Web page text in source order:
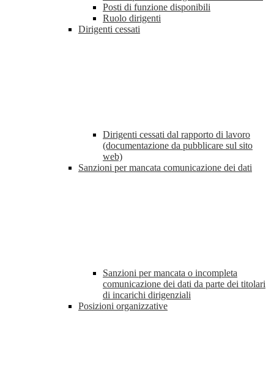
Posti di funzione disponibili
Ruolo dirigenti
Dirigenti cessati
Dirigenti cessati dal rapporto di lavoro
(documentazione da pubblicare sul sito
web)
Sanzioni per mancata comunicazione dei dati
Sanzioni per mancata o incompleta
comunicazione dei dati da parte dei titolari
di incarichi dirigenziali
Posizioni organizzative